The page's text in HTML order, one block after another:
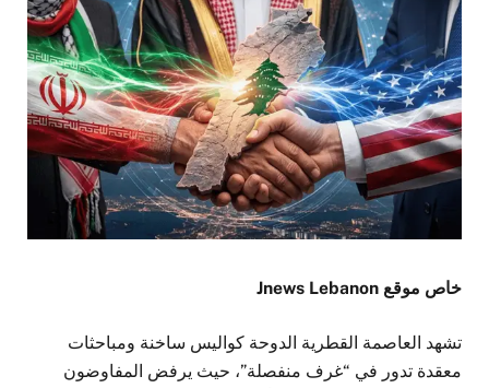
خاص موقع Jnews Lebanon
تشهد العاصمة القطرية الدوحة كواليس ساخنة ومباحثات
معقدة تدور في “غرف منفصلة”، حيث يرفض المفاوضون